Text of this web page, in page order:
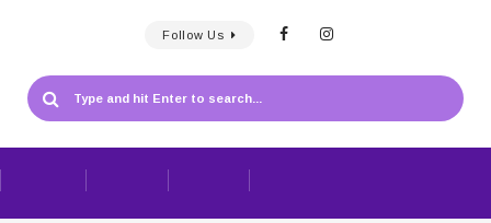
Follow Us